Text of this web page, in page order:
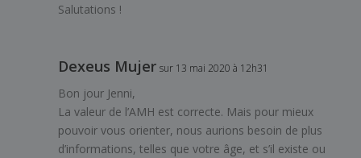
Salutations !
Dexeus Mujer sur 13 mai 2020 à 12h31
Bon jour Jenni,
La valeur de l’AMH est correcte. Mais pour mieux
pouvoir vous orienter, nous aurions besoin de plus
d’informations, telles que votre âge, et s’il existe ou